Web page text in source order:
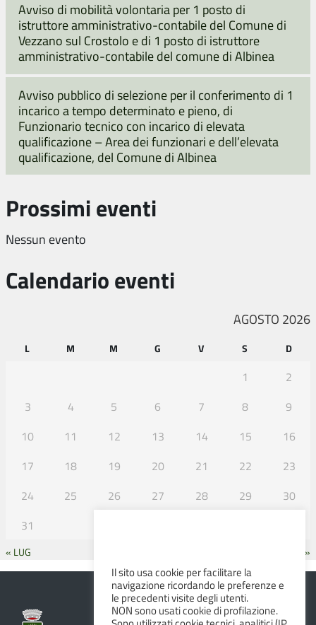
Avviso di mobilità volontaria per 1 posto di
istruttore amministrativo-contabile del Comune di
Vezzano sul Crostolo e di 1 posto di istruttore
amministrativo-contabile del comune di Albinea
Avviso pubblico di selezione per il conferimento di 1
incarico a tempo determinato e pieno, di
Funzionario tecnico con incarico di elevata
qualificazione – Area dei funzionari e dell’elevata
qualificazione, del Comune di Albinea
Prossimi eventi
Nessun evento
Calendario eventi
AGOSTO 2026
L M M G V S D
1
2
3
4 5 6 7 8
9
10
11 12 13 14 15
16
17
18 19 20 21 22
23
24
25 26 27 28 29
30
31
« LUG SET »
Il sito usa cookie per facilitare la
navigazione ricordando le preferenze e
le precedenti visite degli utenti.
NON sono usati cookie di profilazione.